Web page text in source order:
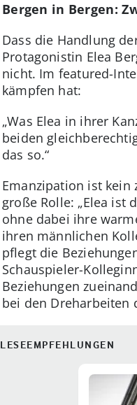
Bergen in Bergen:
Dass die Handlung
Protagonistin Elea
nicht. Im featured-
kämpfen hat:
„Was Elea in ihrer
beiden
das so.“
Emanzipation ist
große Rolle: „Elea ist
ohne dabei ihre
ihren männlichen
pflegt die
Schauspieler-
Beziehungen
bei den Dreharbeiten
LESEEMPFEHLUNGEN